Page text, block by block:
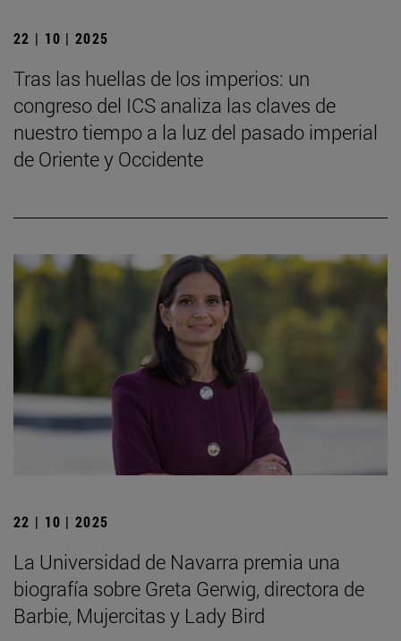
22 | 10 | 2025
Tras las huellas de los imperios: un
congreso del ICS analiza las claves de
nuestro tiempo a la luz del pasado imperial
de Oriente y Occidente
22 | 10 | 2025
La Universidad de Navarra premia una
biografía sobre Greta Gerwig, directora de
Barbie, Mujercitas y Lady Bird